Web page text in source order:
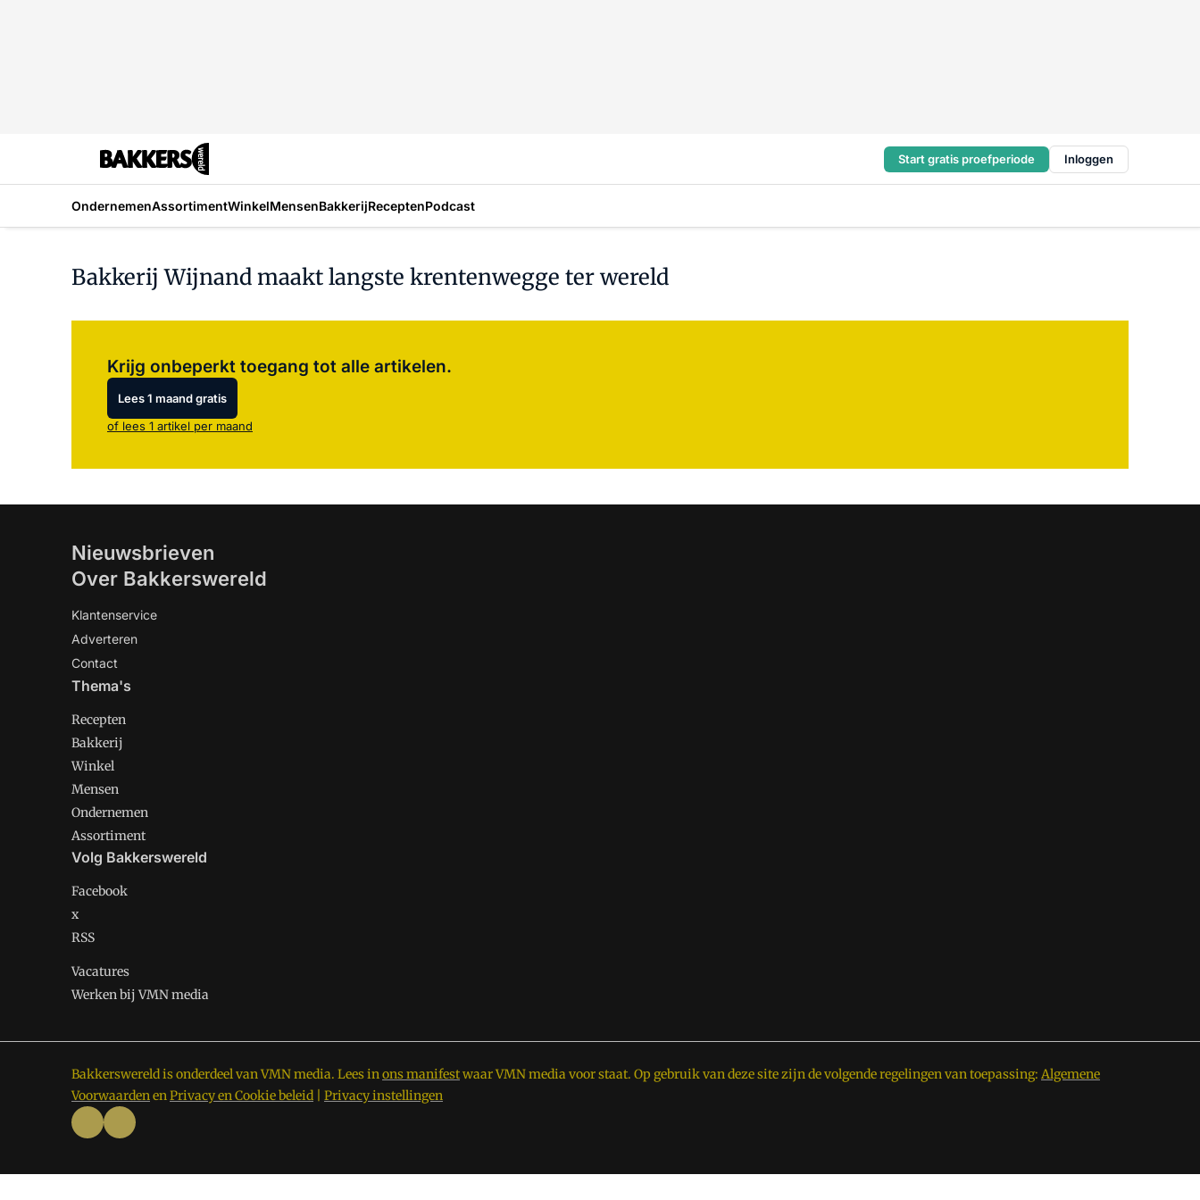
Start gratis proefperiode Inloggen
OndernemenAssortimentWinkelMensenBakkerijReceptenPodcast
Bakkerij Wijnand maakt langste krentenwegge ter wereld
Krijg onbeperkt toegang tot alle artikelen.
Lees 1 maand gratis
of lees 1 artikel per maand
Nieuwsbrieven
Over Bakkerswereld
Klantenservice
Adverteren
Contact
Thema's
Recepten
Bakkerij
Winkel
Mensen
Ondernemen
Assortiment
Volg Bakkerswereld
Facebook
x
RSS
Vacatures
Werken bij VMN media
Bakkerswereld is onderdeel van VMN media. Lees inons manifestwaar VMN media voor staat. Op gebruik van deze site zijn de volgende regelingen van toepassing: Algemene
VoorwaardenenPrivacy en Cookie beleid Privacy instellingen